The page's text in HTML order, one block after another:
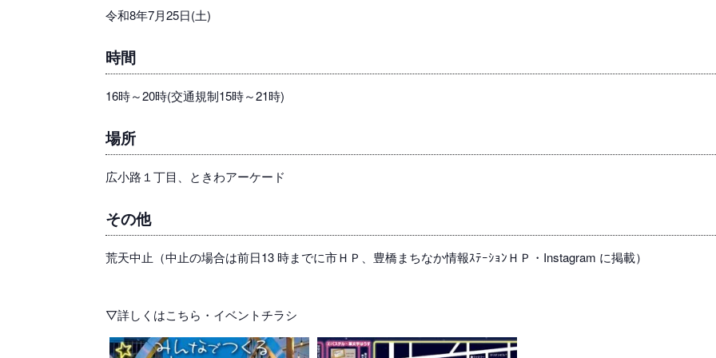
令和8年7月25日(土)
時間
16時～20時(交通規制15時～21時)
場所
広小路１丁目、ときわアーケード
その他
荒天中止（中止の場合は前日13 時までに市ＨＰ、豊橋まちなか情報ｽﾃｰｼｮﾝＨＰ・Instagram に掲載）
▽詳しくはこちら・イベントチラシ